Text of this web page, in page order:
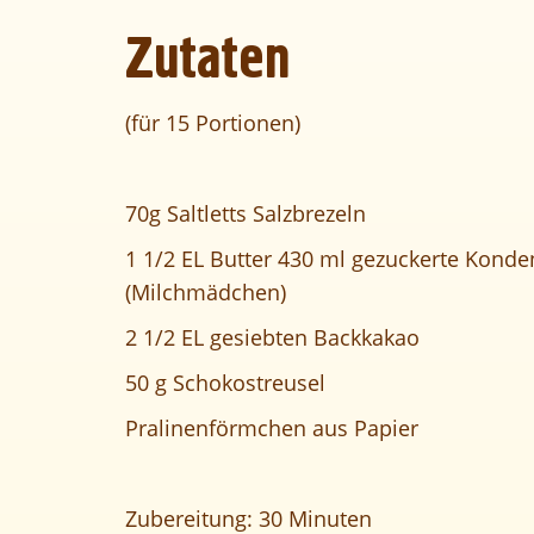
Zutaten
(für 15 Portionen)
70g Saltletts Salzbrezeln
1 1/2 EL Butter 430 ml gezuckerte
(Milchmädchen)
2 1/2 EL gesiebten Backkakao
50 g Schokostreusel
Pralinenförmchen aus Papier
Zubereitung: 30 Minuten